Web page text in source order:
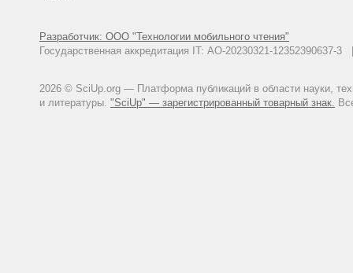
Разработчик: ООО "Технологии мобильного чтения"
Государственная аккредитация IT: АО-20230321-
2026 © SciUp.org — Платформа публикаций в области науки,
и литературы. "SciUp" — зарегистрированный товарный знак.